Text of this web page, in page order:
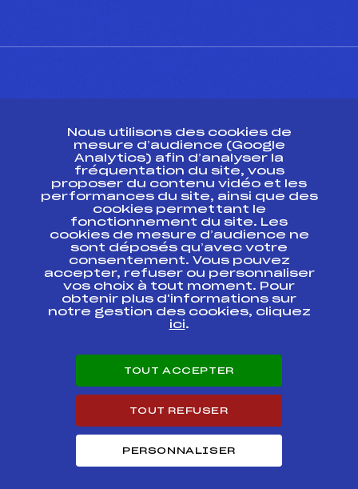
ESPACE PRESSE
Ressources
Pass’Neige
Projet sportif fédéral
Projet de performance fédéral
Antidopage
Pôle Développement, Formation, Suivi
Scientifique
Listes ministérielles
Pôle vie de l’athlète
Carrières
Nous utilisons des cookies de
mesure d’audience (Google
Analytics) afin d’analyser la
fréquentation du site, vous
proposer du contenu vidéo et les
performances du site, ainsi que des
cookies permettant le
fonctionnement du site. Les
cookies de mesure d’audience ne
sont déposés qu’avec votre
consentement. Vous pouvez
accepter, refuser ou personnaliser
vos choix à tout moment. Pour
obtenir plus d'informations sur
notre gestion des cookies, cliquez
ici.
TOUT ACCEPTER
TOUT REFUSER
PERSONNALISER